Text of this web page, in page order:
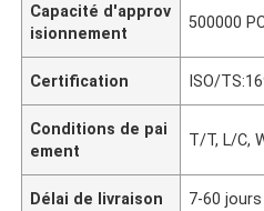
Capacité d'approv
isionnement
500000
Certification ISO/
Conditions de pai
ement
T/T, L/C,
Délai de livraison 7-60